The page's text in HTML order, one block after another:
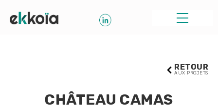
RETOUR
AUX PROJETS
CHÂTEAU CAMAS